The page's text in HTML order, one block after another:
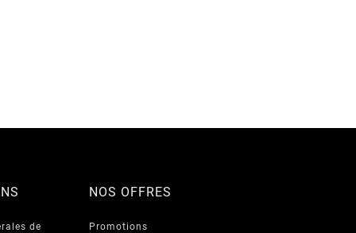
de
NOS OFFRES
Promotions